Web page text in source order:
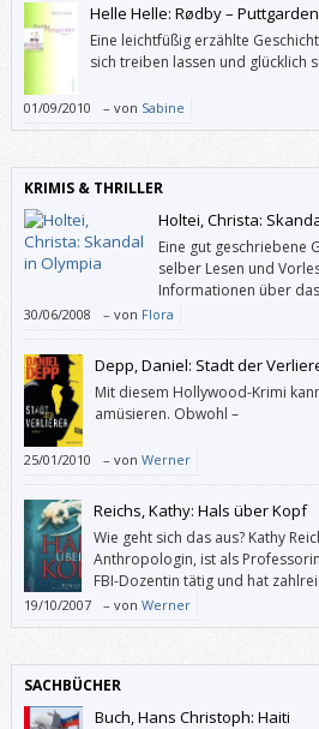
Helle Helle: Rødby – Puttgarden
Eine leichtfüßig erzählte
sich treiben lassen und glücklich
01/09/2010 – von Sabine
KRIMIS & THRILLER
Holtei, Christa:
Eine gut geschriebene
selber Lesen und
Informationen über
30/06/2008 – von Flora
Depp, Daniel: Stadt der
Mit diesem Hollywood-Krimi
amüsieren. Obwohl –
25/01/2010 – von Werner
Reichs, Kathy: Hals über Kopf
Wie geht sich das aus? Kathy
Anthropologin, ist als
FBI-Dozentin tätig und hat
Schriften veröffentlicht. (Einen
sie auch noch.) – Wie schafft man da
19/10/2007 – von Werner
SACHBÜCHER
Buch, Hans Christoph: Haiti